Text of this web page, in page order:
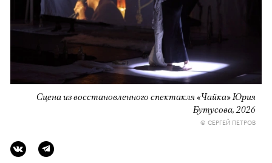
Сцена из восстановленного спектакля «Чайка» Юрия
Бутусова, 2026
© СЕРГЕЙ ПЕТРОВ